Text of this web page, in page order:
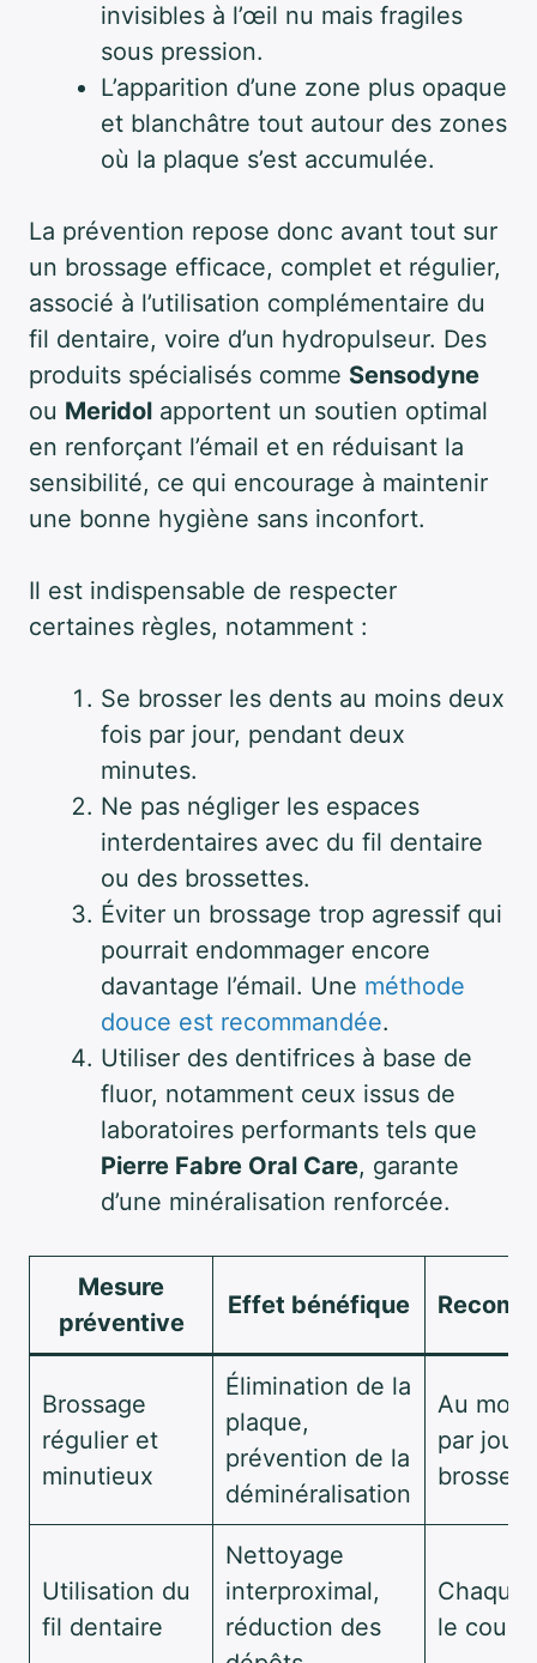
invisibles à l’œil nu mais fragiles
sous pression.
L’apparition d’une zone plus opaque
et blanchâtre tout autour des zones
où la plaque s’est accumulée.
La prévention repose donc avant tout sur
un brossage efficace, complet et régulier,
associé à l’utilisation complémentaire du
fil dentaire, voire d’un hydropulseur. Des
produits spécialisés comme Sensodyne
ou Meridol apportent un soutien optimal
en renforçant l’émail et en réduisant la
sensibilité, ce qui encourage à maintenir
une bonne hygiène sans inconfort.
Il est indispensable de respecter
certaines règles, notamment :
Se brosser les dents au moins deux
fois par jour, pendant deux
minutes.
Ne pas négliger les espaces
interdentaires avec du fil dentaire
ou des brossettes.
Éviter un brossage trop agressif qui
pourrait endommager encore
davantage l’émail. Une méthode
douce est recommandée.
Utiliser des dentifrices à base de
fluor, notamment ceux issus de
laboratoires performants tels que
Pierre Fabre Oral Care, garante
d’une minéralisation renforcée.
Mesure
préventive
Effet bénéfique
Brossage
régulier et
minutieux
Élimination de la
plaque,
prévention de la
déminéralisation
Au
par jour
brosse
Utilisation du
fil dentaire
Nettoyage
interproximal,
réduction des
Chaque
le